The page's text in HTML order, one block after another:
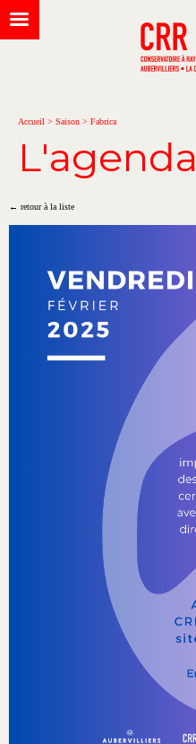
Accueil > Saison > Fabrica
L'agenda
← retour à la liste